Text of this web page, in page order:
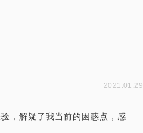
2021.01.29
，解疑了我当前的困惑点，感